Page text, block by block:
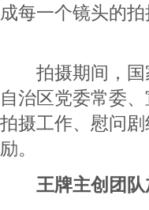
成每一个镜头的拍
拍摄期间，国
自治区党委常委
拍摄工作、慰问
励。
王牌主创团队